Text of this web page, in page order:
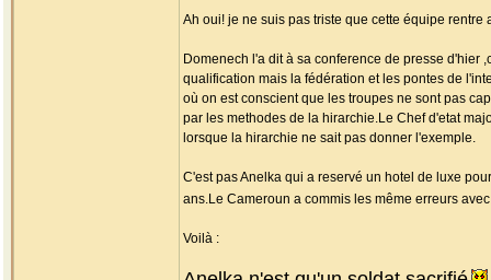
Ah oui! je ne suis pas triste que cette équipe rentre
Domenech l'a dit à sa conference de presse d'hier
qualification mais la fédération et les pontes de
où on est conscient que les troupes ne sont pas
par les methodes de la hirarchie.Le Chef d'etat
lorsque la hirarchie ne sait pas donner l'exemple.
C'est pas Anelka qui a reservé un hotel de luxe
ans.Le Cameroun a commis les même erreurs
Voilà :